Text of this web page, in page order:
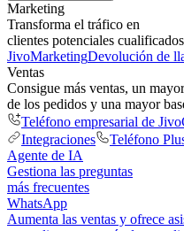
Marketing
Transforma el tráfico en
clientes potenciales cualificados
JivoMarketingDevolución de
Ventas
Consigue más ventas, un
de los pedidos y una mayor
Teléfono empresarial de
Integraciones
Teléfono
Agente de IA
Gestiona las preguntas
más frecuentes
WhatsApp
Aumenta las ventas y ofrece